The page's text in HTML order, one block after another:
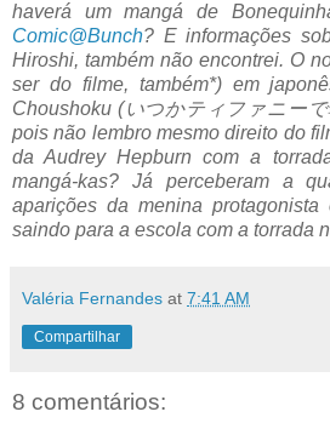
haverá um mangá de
Comic@Bunch? E informações
Hiroshi, também não encontrei. O
ser do filme, também*) em
Choushoku (いつかティファニー
pois não lembro mesmo direito do
da Audrey Hepburn com a
mangá-kas? Já perceberam a
aparições da menina protagonista
saindo para a escola com a torrada
Valéria Fernandes at 7:41 AM
Compartilhar
8 comentários: